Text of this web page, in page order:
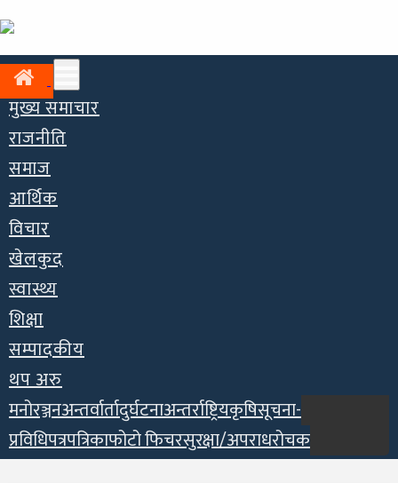
मुख्य समाचार
राजनीति
समाज
आर्थिक
विचार
खेलकुद
स्वास्थ्य
शिक्षा
सम्पादकीय
थप अरु
मनोरञ्जनअन्तर्वार्तादुर्घटनाअन्तर्राष्ट्रियकृषिसूचना-
प्रविधिपत्रपत्रिकाफोटो फिचरसुरक्षा/अपराधरोचक